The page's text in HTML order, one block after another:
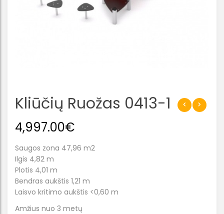
Kliūčių Ruožas 0413-1
4,997.00€
Saugos zona 47,96 m2
Ilgis 4,82 m
Plotis 4,01 m
Bendras aukštis 1,21 m
Laisvo kritimo aukštis <0,60 m
Amžius nuo 3 metų